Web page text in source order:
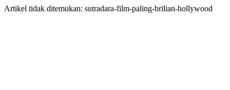
Artikel tidak ditemukan: sutradara-film-paling-brilian-hollywood